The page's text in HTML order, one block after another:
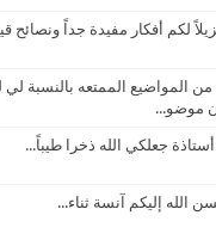
لكم أفكار مفيدة جداً ونصائح
المواضيع الممتعه بالنسبة
موضو...
جعلكي الله ذخرا طيباً...
الله إليكم آنسة ثناء...